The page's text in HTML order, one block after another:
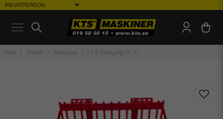
Hem Traktor Stengrep K.T.S Stengrep 1,5 m